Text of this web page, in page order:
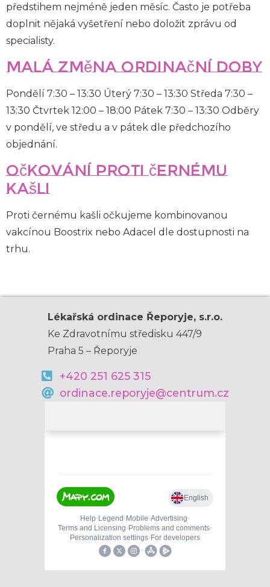
předstihem nejméně jeden měsíc. Často je potřeba
doplnit nějaká vyšetření nebo doložit zprávu od
specialisty.
Malá změna ordinační doby
Pondělí 7:30 – 13:30 Úterý 7:30 – 13:30 Středa 7:30 –
13:30 Čtvrtek 12:00 – 18:00 Pátek 7:30 – 13:30 Odběry
v pondělí, ve středu a v pátek dle předchozího
objednání.
Očkování proti černému
kašli
Proti černému kašli očkujeme kombinovanou
vakcínou Boostrix nebo Adacel dle dostupnosti na
trhu.
Lékařská ordinace Řeporyje, s.r.o.
Ke Zdravotnímu středisku 447/9
Praha 5 – Řeporyje
+420 251 625 315
ordinace.reporyje@centrum.cz